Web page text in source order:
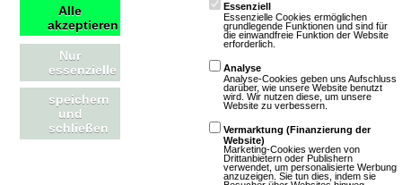
Starblast.io ist ein
spannendes
Multiplayer-Spiel,
das du direkt im Browser spielen kannst. Du
steuerst ein Raumschiff, sammelst Edelsteine aus
Asteroiden und nutzt sie, um dein Schiff Schritt für
Schritt aufzurüsten. Während du stärker wirst, triffst
Alle
akzeptieren
Nur
essenzielle
speichern
und
schließen
Essenziell
Essenzielle Cookies ermöglichen
grundlegende Funktionen und sind für
die einwandfreie Funktion der Website
erforderlich.
Analyse
Analyse-Cookies geben uns Aufschluss
darüber, wie unsere Website benutzt
wird. Wir nutzen diese, um unsere
Website zu verbessern.
Vermarktung (Finanzierung der
Website)
Marketing-Cookies werden von
Drittanbietern oder Publishern
verwendet, um personalisierte Werbung
anzuzeigen. Sie tun dies, indem sie